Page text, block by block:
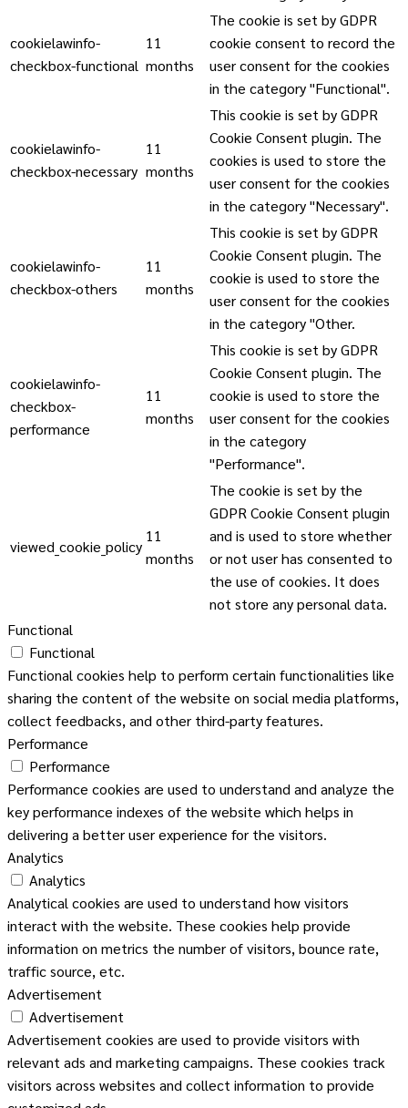
cookielawinfo-
checkbox-functional
11
months
The cookie is set by GDPR
cookie consent to record the
user consent for the cookies
in the category "Functional".
cookielawinfo-
checkbox-necessary
11
months
This cookie is set by GDPR
Cookie Consent plugin. The
cookies is used to store the
user consent for the cookies
in the category "Necessary".
cookielawinfo-
checkbox-others
11
months
This cookie is set by GDPR
Cookie Consent plugin. The
cookie is used to store the
user consent for the cookies
in the category "Other.
cookielawinfo-
checkbox-
performance
11
months
This cookie is set by GDPR
Cookie Consent plugin. The
cookie is used to store the
user consent for the cookies
in the category
"Performance".
viewed_cookie_policy
11
months
The cookie is set by the
GDPR Cookie Consent plugin
and is used to store whether
or not user has consented to
the use of cookies. It does
not store any personal data.
Functional
Functional
Functional cookies help to perform certain functionalities like
sharing the content of the website on social media platforms,
collect feedbacks, and other third-party features.
Performance
Performance
Performance cookies are used to understand and analyze the
key performance indexes of the website which helps in
delivering a better user experience for the visitors.
Analytics
Analytics
Analytical cookies are used to understand how visitors
interact with the website. These cookies help provide
information on metrics the number of visitors, bounce rate,
traffic source, etc.
Advertisement
Advertisement
Advertisement cookies are used to provide visitors with
relevant ads and marketing campaigns. These cookies track
visitors across websites and collect information to provide